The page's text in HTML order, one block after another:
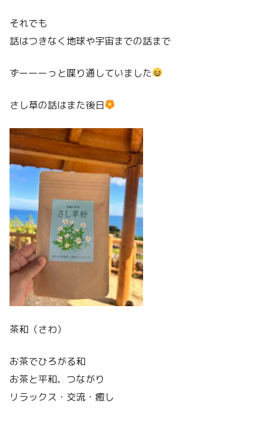
それでも
話はつきなく地球や宇宙までの話まで
ずーーーっと喋り通していました
さし草の話はまた後日
茶和（さわ）
お茶でひろがる和
お茶と平和、つながり
リラックス・交流・癒し